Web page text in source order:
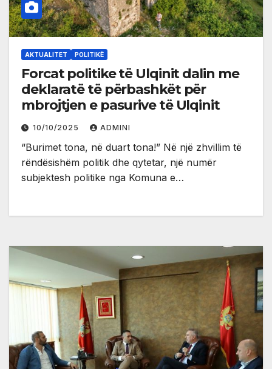
AKTUALITET POLITIKË
Forcat politike të Ulqinit dalin me
deklaratë të përbashkët për
mbrojtjen e pasurive të Ulqinit
10/10/2025 ADMINI
“Burimet tona, në duart tona!” Në një zhvillim të
rëndësishëm politik dhe qytetar, një numër
subjektesh politike nga Komuna e…